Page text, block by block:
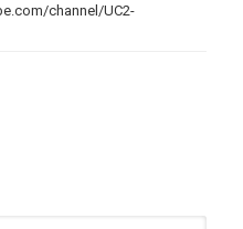
channel/UC2-
lGabbcKnCBhg